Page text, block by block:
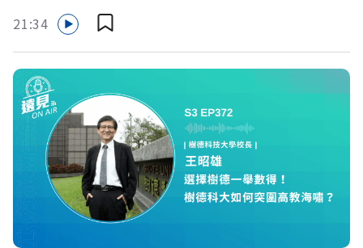
哪裡使用嗎？ 上「動滋網」【合作店家】專區，全台五千
多家合作業者任你選，馬上來找適用地點！ ➡️
https://fstry.pse.is/9epct2 —— 以上為 FMTaiwan 與
Firstory Podcast 廣告 —— 你常在職場中感到焦慮、害怕
犯錯，甚至覺得自己正遭受不友善的對待或霸凌嗎？當工作
中的人際摩擦、怕輸怕失敗的緊繃感成為日常，我們不能只
是委屈討好或一味逃避，更需要學會看透人際互動底層的
「職場冰山」。 本集《遠見 ON AIR》邀請到薩提爾模式溝
通引導師、天下文化新書《透視職場冰山》作者李崇義與謝
佳芸老師，帶你透過「冰山理論」拆解職場上的對立與衝
突，學會用「好奇」代替「批判」。即使在變動快速的AI時
21:34